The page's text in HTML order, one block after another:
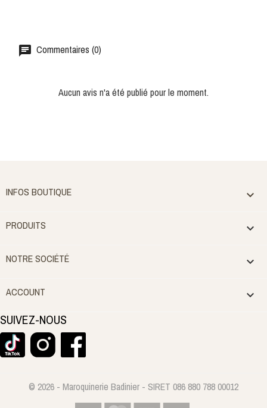
Commentaires (0)
Aucun avis n'a été publié pour le moment.
INFOS BOUTIQUE 
PRODUITS 
NOTRE SOCIÉTÉ 
ACCOUNT 
SUIVEZ-NOUS
© 2026 - Maroquinerie Badinier - SIRET 086 880 788 00012